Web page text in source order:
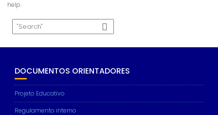
help.
DOCUMENTOS ORIENTADORES
Projeto Educativo
Regulamento interno